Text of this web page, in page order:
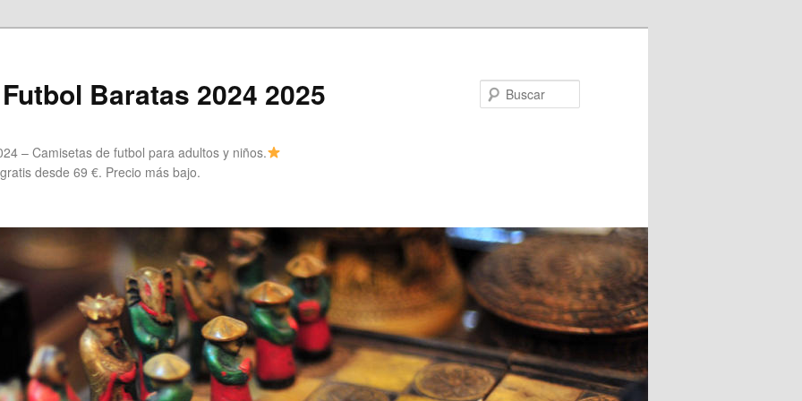
Baratas 2024 2025
– Camisetas de futbol para adultos y niños.
desde 69 €. Precio más bajo.